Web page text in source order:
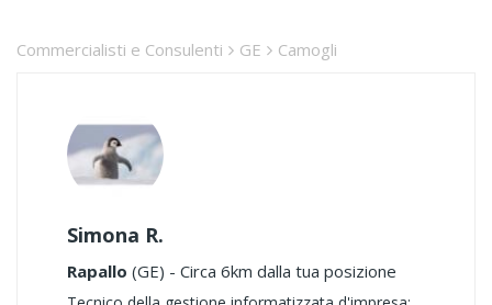
Commercialisti e Consulenti GE Camogli
Simona R.
Rapallo (GE) - Circa 6km dalla tua posizione